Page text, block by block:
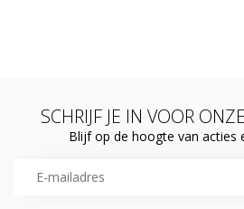
SCHRIJF JE IN VOOR
Blijf op de hoogte van acties